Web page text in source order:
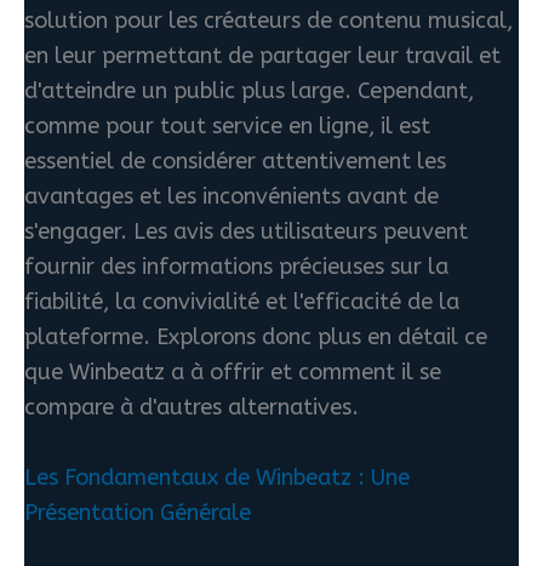
solution pour les créateurs de contenu musical,
en leur permettant de partager leur travail et
d'atteindre un public plus large. Cependant,
comme pour tout service en ligne, il est
essentiel de considérer attentivement les
avantages et les inconvénients avant de
s'engager. Les avis des utilisateurs peuvent
fournir des informations précieuses sur la
fiabilité, la convivialité et l'efficacité de la
plateforme. Explorons donc plus en détail ce
que Winbeatz a à offrir et comment il se
compare à d'autres alternatives.
Les Fondamentaux de Winbeatz : Une
Présentation Générale